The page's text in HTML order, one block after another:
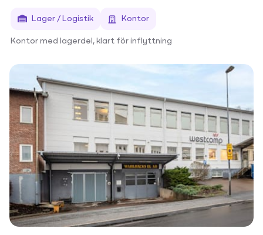
Lager / Logistik Kontor
Kontor med lagerdel, klart för inflyttning